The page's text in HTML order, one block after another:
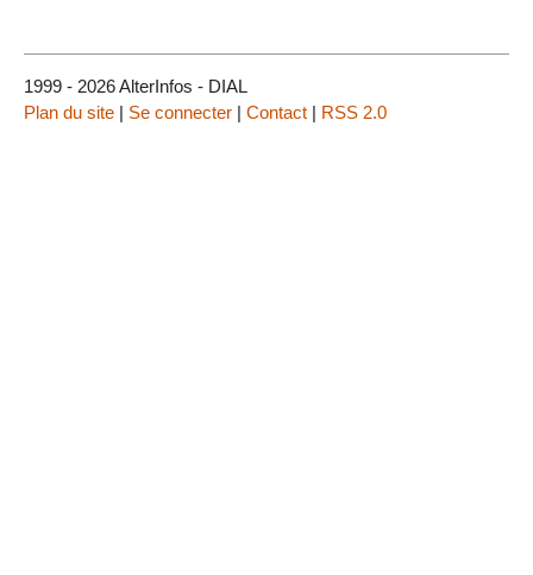
1999 - 2026 AlterInfos - DIAL
Plan du site | Se connecter | Contact | RSS 2.0